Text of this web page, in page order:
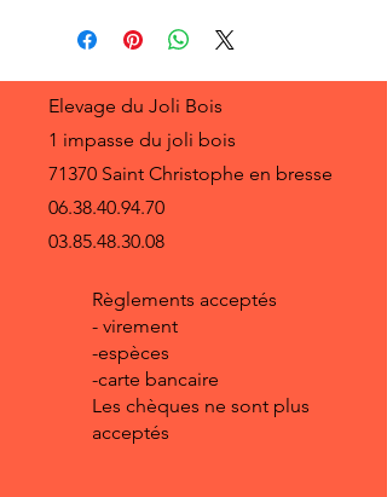
Elevage du Joli Bois
1 impasse du joli bois
71370 Saint Christophe en bresse
06.38.40.94.70
03.85.48.30.08
Règlements acceptés
- virement
-espèces
-carte bancaire
Les chèques ne sont plus
acceptés